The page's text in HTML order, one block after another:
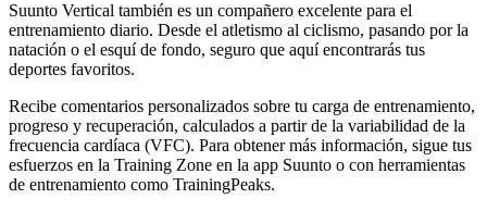
Suunto Vertical también es un compañero excelente para el
entrenamiento diario. Desde el atletismo al ciclismo, pasando por la
natación o el esquí de fondo, seguro que aquí encontrarás tus
deportes favoritos.
Recibe comentarios personalizados sobre tu carga de entrenamiento,
progreso y recuperación, calculados a partir de la variabilidad de la
frecuencia cardíaca (VFC). Para obtener más información, sigue tus
esfuerzos en la Training Zone en la app Suunto o con herramientas
de entrenamiento como TrainingPeaks.